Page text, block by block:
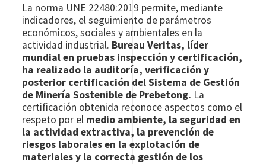
La norma UNE 22480:2019 permite, mediante
indicadores, el seguimiento de parámetros
económicos, sociales y ambientales en la
actividad industrial. Bureau Veritas, líder
mundial en pruebas inspección y certificación,
ha realizado la auditoría, verificación y
posterior certificación del Sistema de Gestión
de Minería Sostenible de Prebetong. La
certificación obtenida reconoce aspectos como el
respeto por el medio ambiente, la seguridad en
la actividad extractiva, la prevención de
riesgos laborales en la explotación de
materiales y la correcta gestión de los